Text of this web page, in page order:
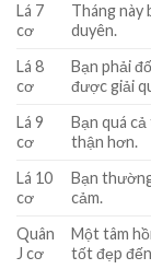
Lá 7
cơ
Tháng này
duyên.
Lá 8
cơ
Bạn phải
được giải
Lá 9
cơ
Bạn quá
thận hơn.
Lá 10
cơ
Bạn
cảm.
Quân
J cơ
Một tâm
tốt đẹp